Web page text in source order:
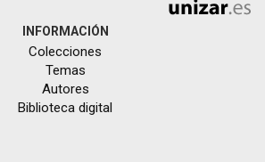
INFORMACIÓN
Colecciones
Temas
Autores
Biblioteca digital